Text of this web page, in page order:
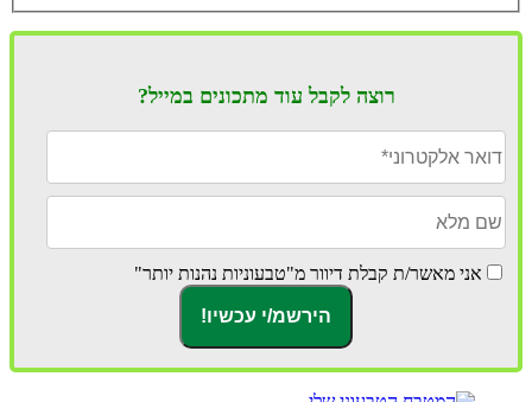
רוצה לקבל עוד מתכונים במייל?
אני מאשר/ת קבלת דיוור מ"טבעוניות נהנות יותר"